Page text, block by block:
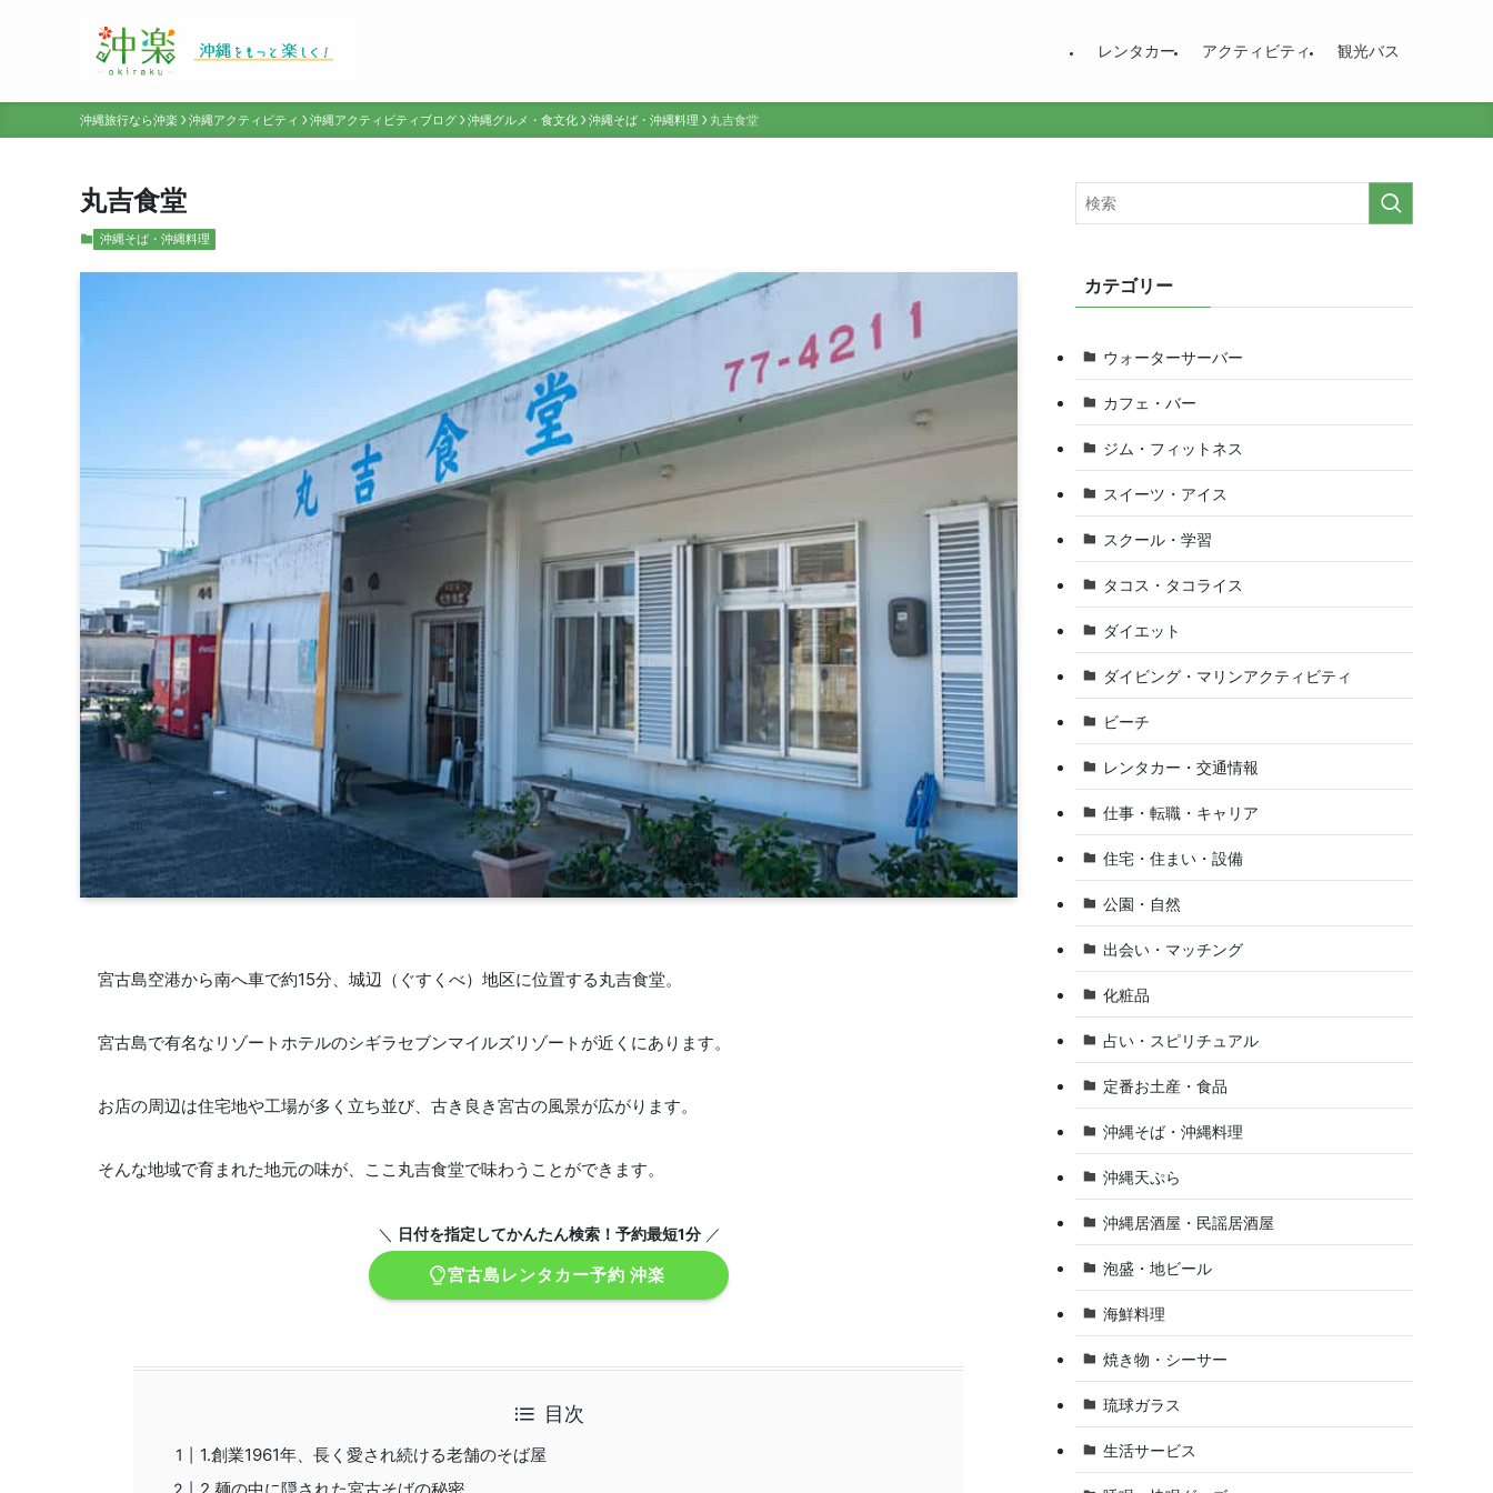
レンタカー アクティビティ 観光バス
沖縄旅行なら沖楽 沖縄アクティビティ 沖縄アクティビティブログ 沖縄グルメ・食文化 沖縄そば・沖縄料理 丸吉食堂
丸吉食堂
沖縄そば・沖縄料理
宮古島空港から南へ車で約15分、城辺（ぐすくべ）地区に位置する丸吉食堂。
宮古島で有名なリゾートホテルのシギラセブンマイルズリゾートが近くにあります。
お店の周辺は住宅地や工場が多く立ち並び、古き良き宮古の風景が広がります。
そんな地域で育まれた地元の味が、ここ丸吉食堂で味わうことができます。
＼ 日付を指定してかんたん検索！予約最短1分／
宮古島レンタカー予約 沖楽
目次
1.創業1961年、長く愛され続ける老舗のそば屋
カテゴリー
ウォーターサーバー
カフェ・バー
ジム・フィットネス
スイーツ・アイス
スクール・学習
タコス・タコライス
ダイエット
ダイビング・マリンアクティビティ
ビーチ
レンタカー・交通情報
仕事・転職・キャリア
住宅・住まい・設備
公園・自然
出会い・マッチング
化粧品
占い・スピリチュアル
定番お土産・食品
沖縄そば・沖縄料理
沖縄天ぷら
沖縄居酒屋・民謡居酒屋
泡盛・地ビール
海鮮料理
焼き物・シーサー
琉球ガラス
生活サービス